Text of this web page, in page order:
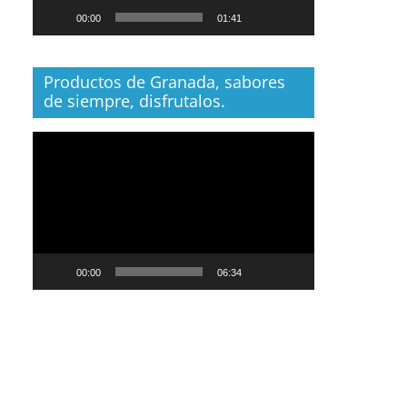
00:00 01:41
Productos de Granada, sabores
de siempre, disfrutalos.
00:00 06:34